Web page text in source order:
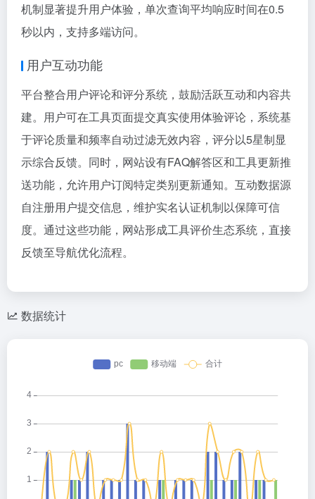
机制显著提升用户体验，单次查询平均响应时间在0.5
秒以内，支持多端访问。
用户互动功能
平台整合用户评论和评分系统，鼓励活跃互动和内容共
建。用户可在工具页面提交真实使用体验评论，系统基
于评论质量和频率自动过滤无效内容，评分以5星制显
示综合反馈。同时，网站设有FAQ解答区和工具更新推
送功能，允许用户订阅特定类别更新通知。互动数据源
自注册用户提交信息，维护实名认证机制以保障可信
度。通过这些功能，网站形成工具评价生态系统，直接
反馈至导航优化流程。
数据统计